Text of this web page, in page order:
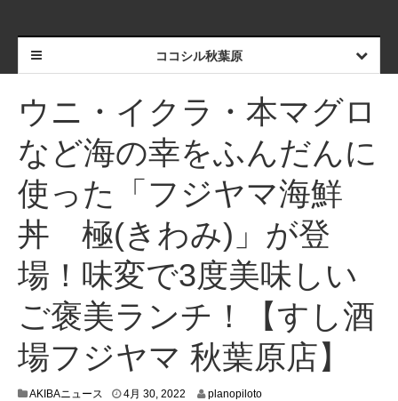
ココシル秋葉原
ウニ・イクラ・本マグロ
など海の幸をふんだんに
使った「フジヤマ海鮮
丼 極(きわみ)」が登
場！味変で3度美味しい
ご褒美ランチ！【すし酒
場フジヤマ 秋葉原店】
AKIBAニュース 4月 30, 2022 planopiloto